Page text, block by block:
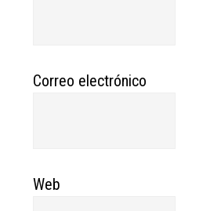
Correo electrónico
Web